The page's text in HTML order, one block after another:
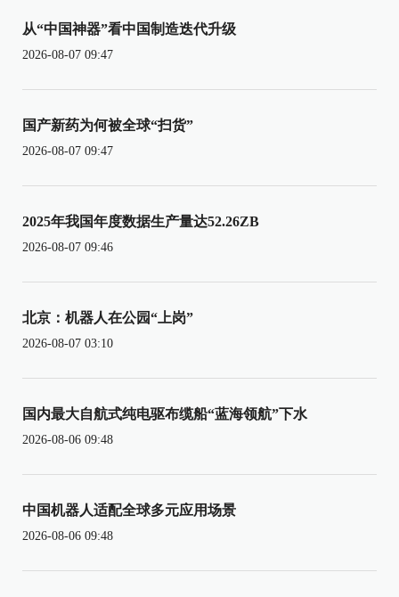
从“中国神器”看中国制造迭代升级
2026-08-07 09:47
国产新药为何被全球“扫货”
2026-08-07 09:47
2025年我国年度数据生产量达52.26ZB
2026-08-07 09:46
北京：机器人在公园“上岗”
2026-08-07 03:10
国内最大自航式纯电驱布缆船“蓝海领航”下水
2026-08-06 09:48
中国机器人适配全球多元应用场景
2026-08-06 09:48